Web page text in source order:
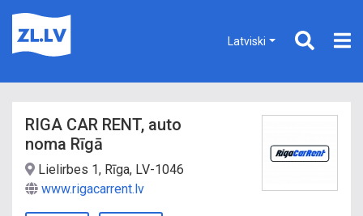
Latviski
RIGA CAR RENT, auto
noma Rīgā
Lielirbes 1, Rīga, LV-1046
www.rigacarrent.lv